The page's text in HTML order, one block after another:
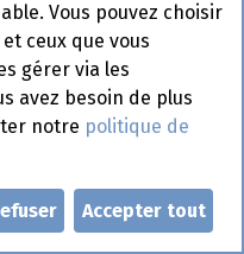
Roti en
Style
Vous pouvez choisir
ceux que vous
gérer via les
avez besoin de plus
notre politique de
Accepter tout